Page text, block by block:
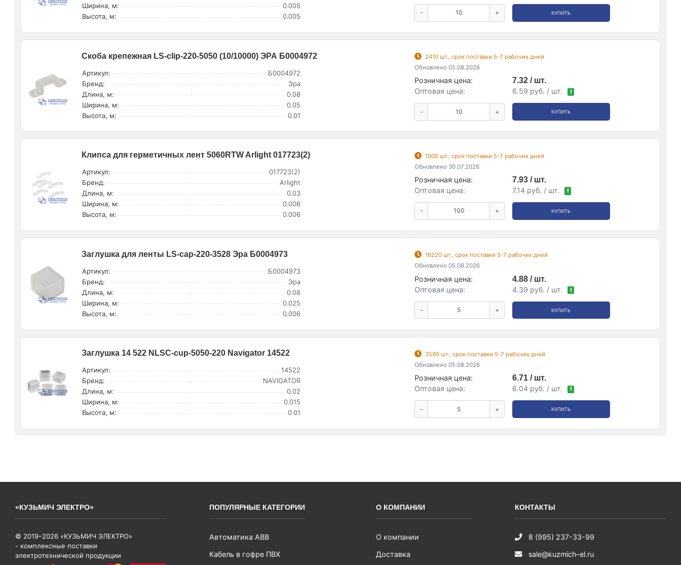
Ширина, м:
0.005
Высота, м:
0.005 - + КУПИТЬ
Скоба крепежная LS-clip-220-5050 (10/10000) ЭРА Б0004972
Артикул:
Б0004972
Бренд:
Эра
Длина, м:
0.08
Ширина, м:
0.05
Высота, м:
0.01
2410 шт., срок поставки 5-7 рабочих дней
Обновлено 05.08.2026
Розничная цена:
7.32 / шт.
Оптовая цена:
6.59 руб. / шт. !
- + КУПИТЬ
Клипса для герметичных лент 5060RTW Arlight 017723(2)
Артикул:
017723(2)
Бренд:
Arlight
Длина, м:
0.03
Ширина, м:
0.006
Высота, м:
0.006
1000 шт., срок поставки 5-7 рабочих дней
Обновлено 30.07.2026
Розничная цена:
7.93 / шт.
Оптовая цена:
7.14 руб. / шт. !
- + КУПИТЬ
Заглушка для ленты LS-cap-220-3528 Эра Б0004973
Артикул:
Б0004973
Бренд:
Эра
Длина, м:
0.08
Ширина, м:
0.025
Высота, м:
0.006
16220 шт., срок поставки 5-7 рабочих дней
Обновлено 05.08.2026
Розничная цена:
4.88 / шт.
Оптовая цена:
4.39 руб. / шт. !
- + КУПИТЬ
Заглушка 14 522 NLSC-cup-5050-220 Navigator 14522
Артикул:
14522
Бренд:
NAVIGATOR
Длина, м:
0.02
Ширина, м:
0.015
Высота, м:
0.01
3590 шт., срок поставки 5-7 рабочих дней
Обновлено 05.08.2026
Розничная цена:
6.71 / шт.
Оптовая цена:
6.04 руб. / шт. !
- + КУПИТЬ
«КУЗЬМИЧ ЭЛЕКТРО»
© 2019–2026 «КУЗЬМИЧ ЭЛЕКТРО»
- комплексные поставки
электротехнической продукции
ПОПУЛЯРНЫЕ КАТЕГОРИИ
Автоматика ABB
Кабель в гофре ПВХ
О КОМПАНИИ
О компании
Доставка
КОНТАКТЫ
8 (995) 237-33-99
sale@kuzmich-el.ru